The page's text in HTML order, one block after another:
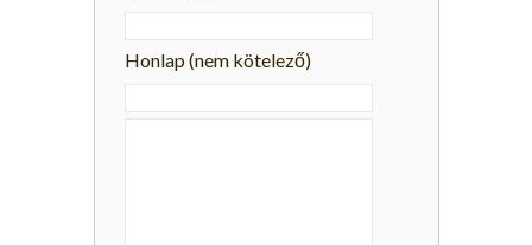
Honlap (nem kötelező)